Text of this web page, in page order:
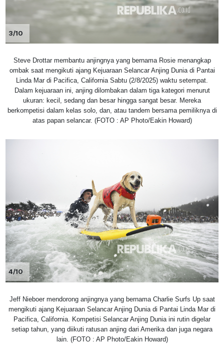
3/10
Steve Drottar membantu anjingnya yang bernama Rosie menangkap
ombak saat mengikuti ajang Kejuaraan Selancar Anjing Dunia di Pantai
Linda Mar di Pacifica, California Sabtu (2/8/2025) waktu setempat.
Dalam kejuaraan ini, anjing dilombakan dalam tiga kategori menurut
ukuran: kecil, sedang dan besar hingga sangat besar. Mereka
berkompetisi dalam kelas solo, dan, atau tandem bersama pemiliknya di
atas papan selancar. (FOTO : AP Photo/Eakin Howard)
4/10
Jeff Nieboer mendorong anjingnya yang bernama Charlie Surfs Up saat
mengikuti ajang Kejuaraan Selancar Anjing Dunia di Pantai Linda Mar di
Pacifica, California. Kompetisi Selancar Anjing Dunia ini rutin digelar
setiap tahun, yang diikuti ratusan anjing dari Amerika dan juga negara
lain. (FOTO : AP Photo/Eakin Howard)